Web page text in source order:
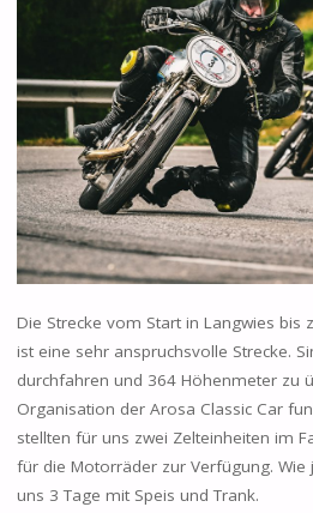
Die Strecke vom Start in Langwies bis
ist eine sehr anspruchsvolle Strecke.
durchfahren und 364 Höhenmeter zu
Organisation der Arosa Classic Car
stellten für uns zwei Zelteinheiten im
für die Motorräder zur Verfügung. Wie
uns 3 Tage mit Speis und Trank.